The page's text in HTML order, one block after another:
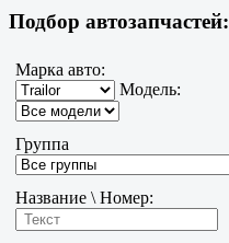
Подбор автозапчастей:
Марка авто:
Модель:
Группа
Название \ Номер: